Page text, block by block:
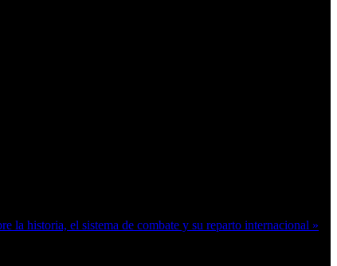
la historia, el sistema de combate y su reparto internacional »